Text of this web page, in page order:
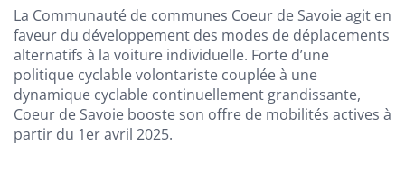
La Communauté de communes Coeur de Savoie agit en
faveur du développement des modes de déplacements
alternatifs à la voiture individuelle. Forte d’une
politique cyclable volontariste couplée à une
dynamique cyclable continuellement grandissante,
Coeur de Savoie booste son offre de mobilités actives à
partir du 1er avril 2025.